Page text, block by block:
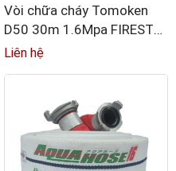
Vòi chữa cháy Tomoken
D50 30m 1.6Mpa FIREST
kèm khớp nối GOST
Liên hệ